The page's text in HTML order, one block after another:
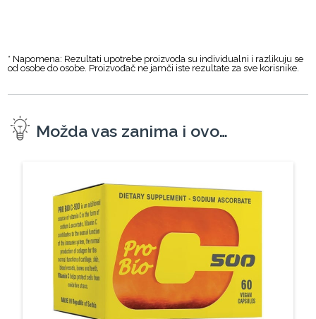
* Napomena: Rezultati upotrebe proizvoda su individualni i razlikuju se
od osobe do osobe. Proizvođač ne jamči iste rezultate za sve korisnike.
Možda vas zanima i ovo…